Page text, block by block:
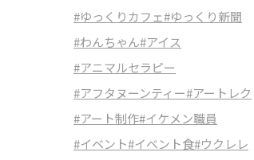
#ゆっくりカフェ#ゆっくり新聞
#わんちゃん#アイス
#アニマルセラピー
#アフタヌーンティー#アートレク
#アート制作#イケメン職員
#イベント#イベント食#ウクレレ